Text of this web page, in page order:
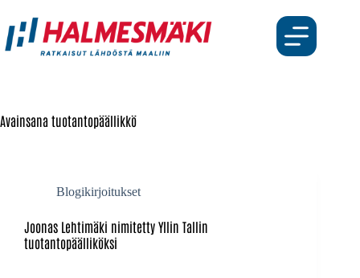
Avainsana tuotantopäällikkö
Blogikirjoitukset
Joonas Lehtimäki nimitetty Yllin Tallin
tuotantopäälliköksi